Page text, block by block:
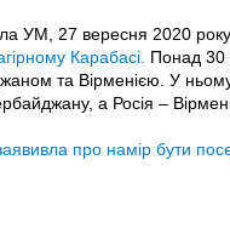
УМ, 27 вересня 2020
Карабасі. Понад 30
та Вірменією. У
а Росія –
про намір бути